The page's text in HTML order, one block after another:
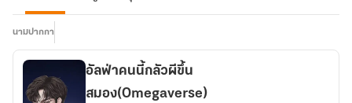
นามปากกา
อัลฟ่าคนนี้กลัวผีขึ้น
สมอง(Omegaverse)